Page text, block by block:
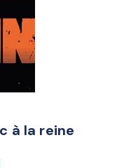
à la reine